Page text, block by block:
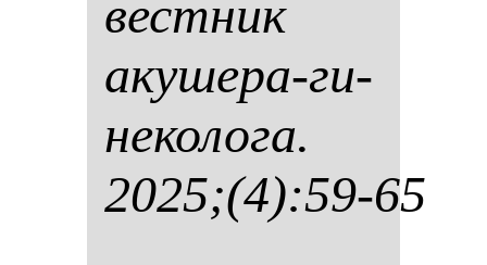
вес­тник
аку­ше­ра-ги­
не­ко­ло­га.
2025;(4):59-65